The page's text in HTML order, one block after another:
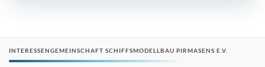
INTERESSENGEMEINSCHAFT SCHIFFSMODELLBAU PIRMASENS E.V.